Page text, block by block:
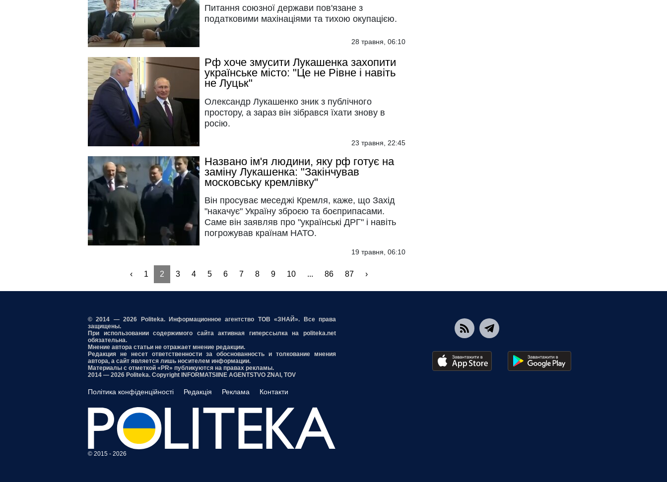
Питання союзної держави пов'язане з
податковими махінаціями та тихою окупацією.
28 травня, 06:10
Рф хоче змусити Лукашенка захопити
українське місто: "Це не Рівне і навіть
не Луцьк"
Олександр Лукашенко зник з публічного
простору, а зараз він зібрався їхати знову в
росію.
23 травня, 22:45
Названо ім'я людини, яку рф готує на
заміну Лукашенка: "Закінчував
московську кремлівку"
Він просуває меседжі Кремля, каже, що Захід
"накачує" Україну зброєю та боєприпасами.
Саме він заявляв про "українські ДРГ" і навіть
погрожував країнам НАТО.
19 травня, 06:10
‹ 1 2 3 4 5 6 7 8 9 10 ... 86 87 ›
© 2014 — 2026 Politeka. Информационное агентство ТОВ «ЗНАЙ». Все права
защищены.
При использовании содержимого сайта активная гиперссылка на politeka.net
обязательна.
Мнение автора статьи не отражает мнение редакции.
Редакция не несет ответственности за обоснованность и толкование мнения
автора, а сайт является лишь носителем информации.
Материалы с отметкой «PR» публикуются на правах рекламы.
2014 — 2026 Politeka. Copyright INFORMATSIINE AGENTSTVO ZNAI, TOV
Політика конфіденційності Редакція Реклама Контакти
© 2015 - 2026